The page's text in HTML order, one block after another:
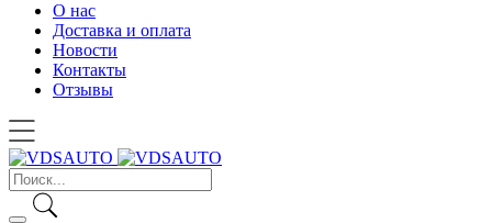
О нас
Доставка и оплата
Новости
Контакты
Отзывы